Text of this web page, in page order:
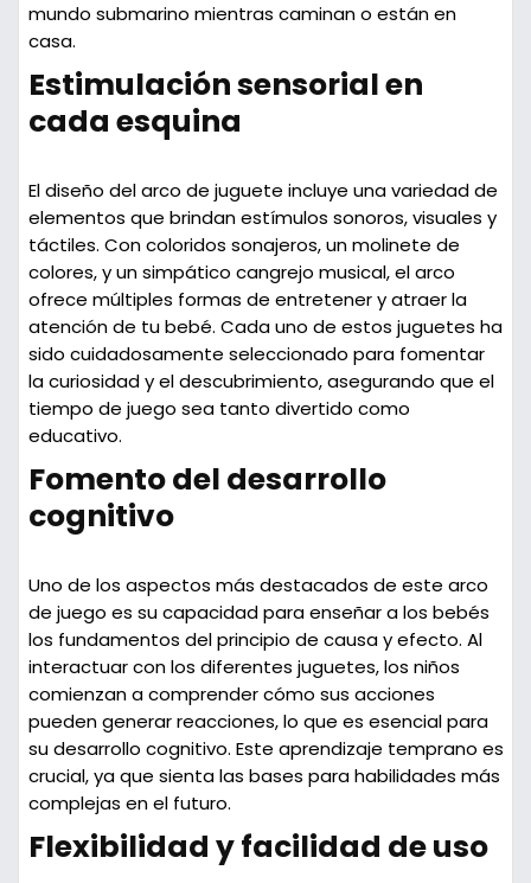
mundo submarino mientras caminan o están en
casa.
Estimulación sensorial en
cada esquina
El diseño del arco de juguete incluye una variedad de
elementos que brindanestímulos sonoros, visuales y
táctiles. Con coloridos sonajeros, un molinete de
colores, y un simpático cangrejo musical, el arco
ofrece múltiples formas de entretener y atraer la
atención de tu bebé. Cada uno de estos juguetes ha
sido cuidadosamente seleccionado para fomentar
la curiosidad y el descubrimiento, asegurando que el
tiempo de juego sea tanto divertido como
educativo.
Fomento del desarrollo
cognitivo
Uno de los aspectos más destacados de este arco
de juego es su capacidad para enseñar a los bebés
los fundamentos delprincipio de causa y efecto. Al
interactuar con los diferentes juguetes, los niños
comienzan a comprender cómo sus acciones
pueden generar reacciones, lo que es esencial para
su desarrollo cognitivo. Este aprendizaje temprano es
crucial, ya que sienta las bases para habilidades más
complejas en el futuro.
Flexibilidad y facilidad de uso